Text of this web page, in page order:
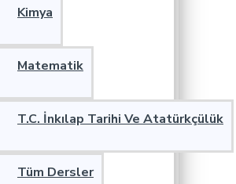
Kimya
Matematik
T.C. İnkılap Tarihi Ve Atatürkçülük
Tüm Dersler